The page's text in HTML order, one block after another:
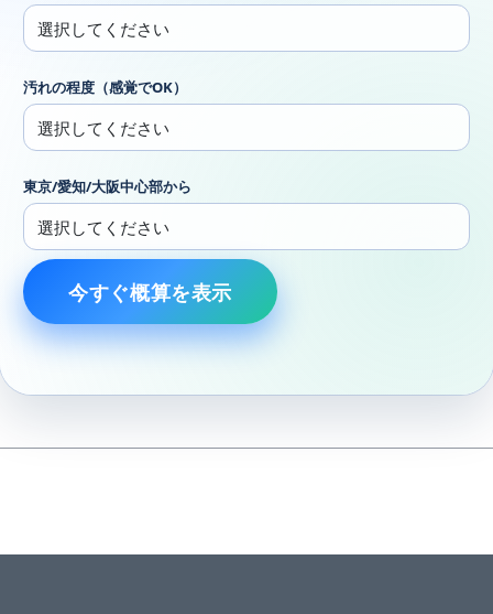
汚れの程度（感覚でOK）
東京/愛知/大阪中心部から
今すぐ概算を表示